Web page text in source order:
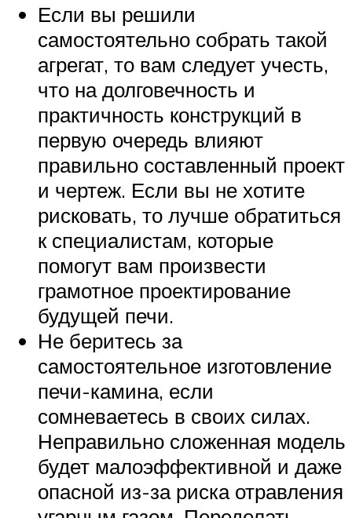
Если вы решили
самостоятельно собрать такой
агрегат, то вам следует учесть,
что на долговечность и
практичность конструкций в
первую очередь влияют
правильно составленный проект
и чертеж. Если вы не хотите
рисковать, то лучше обратиться
к специалистам, которые
помогут вам произвести
грамотное проектирование
будущей печи.
Не беритесь за
самостоятельное изготовление
печи-камина, если
сомневаетесь в своих силах.
Неправильно сложенная модель
будет малоэффективной и даже
опасной из-за риска отравления